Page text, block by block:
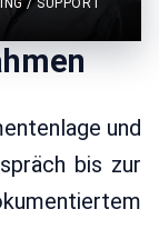
und
bis zur